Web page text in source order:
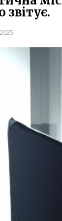
звітує.